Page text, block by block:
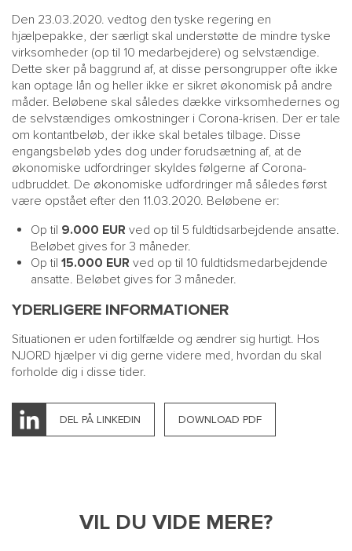
Den 23.03.2020. vedtog den tyske regering en
hjælpepakke, der særligt skal understøtte de mindre tyske
virksomheder (op til 10 medarbejdere) og selvstændige.
Dette sker på baggrund af, at disse persongrupper ofte ikke
kan optage lån og heller ikke er sikret økonomisk på andre
måder. Beløbene skal således dække virksomhedernes og
de selvstændiges omkostninger i Corona-krisen. Der er tale
om kontantbeløb, der ikke skal betales tilbage. Disse
engangsbeløb ydes dog under forudsætning af, at de
økonomiske udfordringer skyldes følgerne af Corona-
udbruddet. De økonomiske udfordringer må således først
være opstået efter den 11.03.2020. Beløbene er:
Op til 9.000 EUR ved op til 5 fuldtidsarbejdende ansatte.
Beløbet gives for 3 måneder.
Op til 15.000 EUR ved op til 10 fuldtidsmedarbejdende
ansatte. Beløbet gives for 3 måneder.
YDERLIGERE INFORMATIONER
Situationen er uden fortilfælde og ændrer sig hurtigt. Hos
NJORD hjælper vi dig gerne videre med, hvordan du skal
forholde dig i disse tider.
DEL PÅ LINKEDIN DOWNLOAD PDF
VIL DU VIDE MERE?